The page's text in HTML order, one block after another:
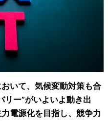
いて、気候変動対策も合
リー”がいよいよ動き出
電源化を目指し、競争力